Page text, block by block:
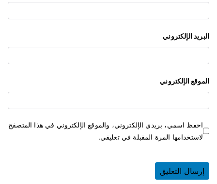
البريد الإلكتروني
الموقع الإلكتروني
احفظ اسمي، بريدي الإلكتروني، والموقع الإلكتروني في هذا المتصفح
لاستخدامها المرة المقبلة في تعليقي.